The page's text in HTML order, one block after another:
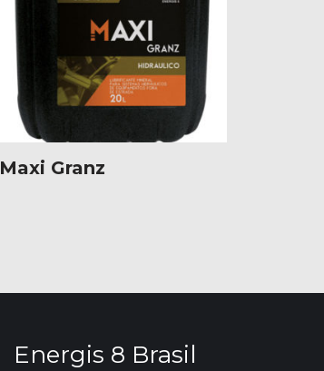
Maxi Granz
Energis 8 Brasil